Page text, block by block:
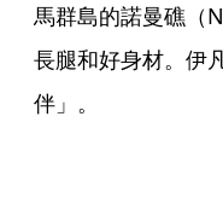
馬群島的諾曼礁（
長腿和好身材。伊
伴」。